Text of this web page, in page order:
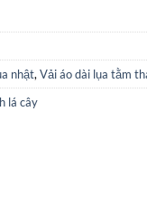
nhật, Vải áo dài lụa tằm
lá cây